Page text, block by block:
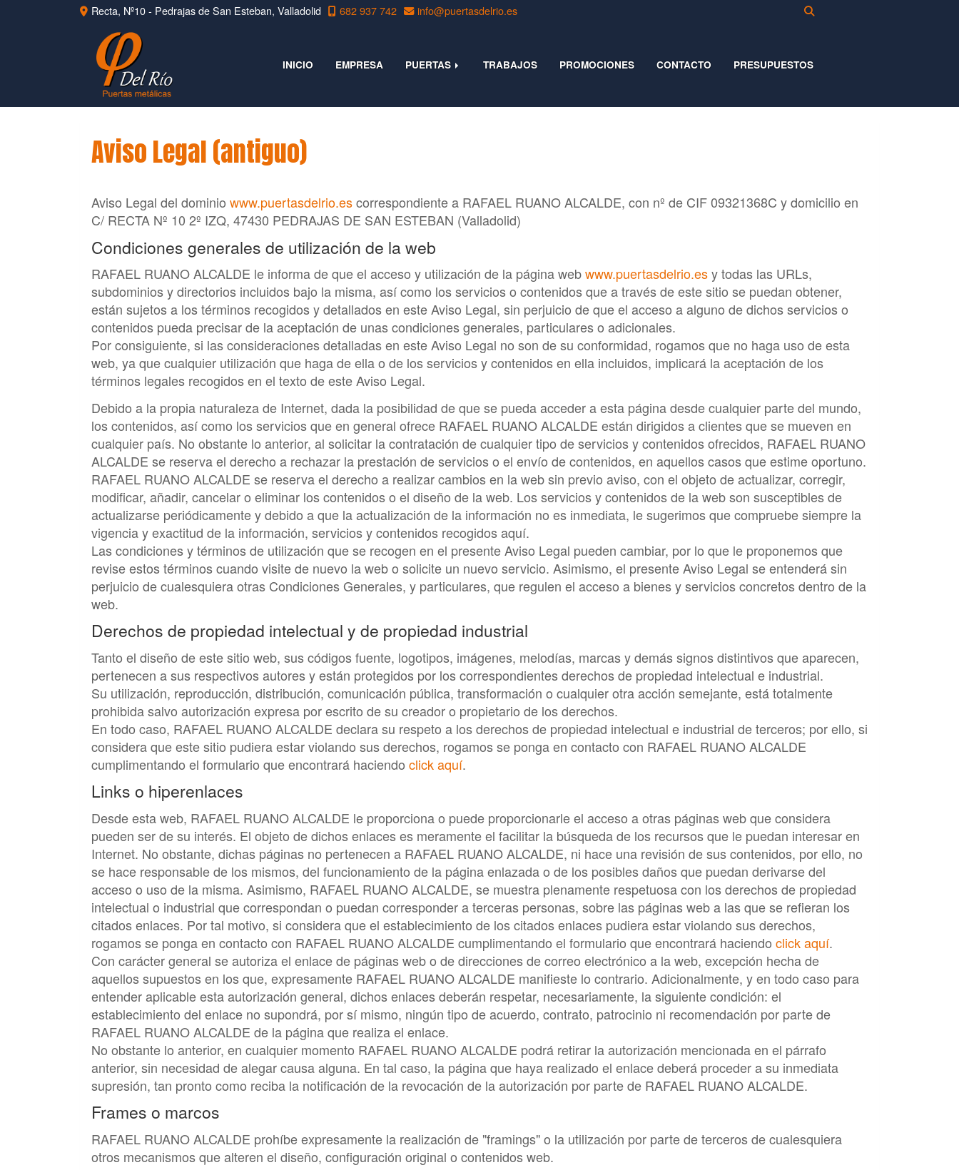
Recta, Nº10 - Pedrajas de San Esteban, Valladolid 682 937 742 info puertasdelrio.es
INICIO EMPRESA PUERTAS TRABAJOS PROMOCIONES CONTACTO PRESUPUESTOS
Aviso Legal (antiguo)
Aviso Legal del dominio www.puertasdelrio.escorrespondiente a RAFAEL RUANO ALCALDE, con nº de CIF09321368C y domicilio en
C/ RECTA Nº 10 2º IZQ, 47430 PEDRAJAS DE SAN ESTEBAN (Valladolid)
Condiciones generales de utilización de la web
RAFAEL RUANO ALCALDE le informa de que el acceso y utilización de la página webwww.puertasdelrio.esy todas las URLs,
subdominios y directorios incluidos bajo la misma, así como los servicios o contenidos que a través de este sitio se puedan obtener,
están sujetos a los términos recogidos y detallados en este Aviso Legal, sin perjuicio de que el acceso a alguno de dichos servicios o
contenidos pueda precisar de la aceptación de unas condiciones generales, particulares o adicionales.
Por consiguiente, si las consideraciones detalladas en este Aviso Legal no son de su conformidad, rogamos que no haga uso de esta
web, ya que cualquier utilización que haga de ella o de los servicios y contenidos en ella incluidos, implicará la aceptación de los
términos legales recogidos en el texto de este Aviso Legal.
Debido a la propia naturaleza de Internet, dada la posibilidad de que se pueda acceder a esta página desde cualquier parte del mundo,
los contenidos, así como los servicios que en general ofrece RAFAEL RUANO ALCALDE están dirigidos a clientes que se mueven en
cualquier país. No obstante lo anterior, al solicitar la contratación de cualquier tipo de servicios y contenidos ofrecidos, RAFAEL RUANO
ALCALDE se reserva el derecho a rechazar la prestación de servicios o el envío de contenidos, en aquellos casos que estime oportuno.
RAFAEL RUANO ALCALDE se reserva el derecho a realizar cambios en la web sin previo aviso, con el objeto de actualizar, corregir,
modificar, añadir, cancelar o eliminar los contenidos o el diseño de la web. Los servicios y contenidos de la web son susceptibles de
actualizarse periódicamente y debido a que la actualización de la información no es inmediata, le sugerimos que compruebe siempre la
vigencia y exactitud de la información, servicios y contenidos recogidos aquí.
Las condiciones y términos de utilización que se recogen en el presente Aviso Legal pueden cambiar, por lo que le proponemos que
revise estos términos cuando visite de nuevo la web o solicite un nuevo servicio. Asimismo, el presente Aviso Legal se entenderá sin
perjuicio de cualesquiera otras Condiciones Generales, y particulares, que regulen el acceso a bienes y servicios concretos dentro de la
web.
Derechos de propiedad intelectual y de propiedad industrial
Tanto el diseño de este sitio web, sus códigos fuente, logotipos, imágenes, melodías, marcas y demás signos distintivos que aparecen,
pertenecen a sus respectivos autores y están protegidos por los correspondientes derechos de propiedad intelectual e industrial.
Su utilización, reproducción, distribución, comunicación pública, transformación o cualquier otra acción semejante, está totalmente
prohibida salvo autorización expresa por escrito de su creador o propietario de los derechos.
En todo caso, RAFAEL RUANO ALCALDE declara su respeto a los derechos de propiedad intelectual e industrial de terceros; por ello, si
considera que este sitio pudiera estar violando sus derechos, rogamos se ponga en contacto con RAFAEL RUANO ALCALDE
cumplimentando el formulario que encontrará haciendo click aquí.
Links o hiperenlaces
Desde esta web, RAFAEL RUANO ALCALDE le proporciona o puede proporcionarle el acceso a otras páginas web que considera
pueden ser de su interés. El objeto de dichos enlaces es meramente el facilitar la búsqueda de los recursos que le puedan interesar en
Internet. No obstante, dichas páginas no pertenecen a RAFAEL RUANO ALCALDE, ni hace una revisión de sus contenidos, por ello, no
se hace responsable de los mismos, del funcionamiento de la página enlazada o de los posibles daños que puedan derivarse del
acceso o uso de la misma. Asimismo, RAFAEL RUANO ALCALDE, se muestra plenamente respetuosa con los derechos de propiedad
intelectual o industrial que correspondan o puedan corresponder a terceras personas, sobre las páginas web a las que se refieran los
citados enlaces. Por tal motivo, si considera que el establecimiento de los citados enlaces pudiera estar violando sus derechos,
rogamos se ponga en contacto con RAFAEL RUANO ALCALDE cumplimentando el formulario que encontrará haciendo click aquí.
Con carácter general se autoriza el enlace de páginas web o de direcciones de correo electrónico a la web, excepción hecha de
aquellos supuestos en los que, expresamente RAFAEL RUANO ALCALDE manifieste lo contrario. Adicionalmente, y en todo caso para
entender aplicable esta autorización general, dichos enlaces deberán respetar, necesariamente, la siguiente condición: el
establecimiento del enlace no supondrá, por sí mismo, ningún tipo de acuerdo, contrato, patrocinio ni recomendación por parte de
RAFAEL RUANO ALCALDE de la página que realiza el enlace.
No obstante lo anterior, en cualquier momento RAFAEL RUANO ALCALDE podrá retirar la autorización mencionada en el párrafo
anterior, sin necesidad de alegar causa alguna. En tal caso, la página que haya realizado el enlace deberá proceder a su inmediata
supresión, tan pronto como reciba la notificación de la revocación de la autorización por parte de RAFAEL RUANO ALCALDE.
Frames o marcos
RAFAEL RUANO ALCALDE prohíbe expresamente la realización de "framings" o la utilización por parte de terceros de cualesquiera
otros mecanismos que alteren el diseño, configuración original o contenidos web.